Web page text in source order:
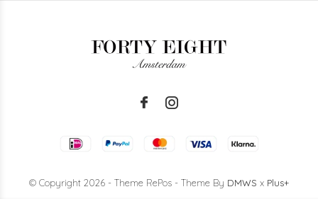
© Copyright 2026 - Theme RePos - Theme By DMWS x Plus+